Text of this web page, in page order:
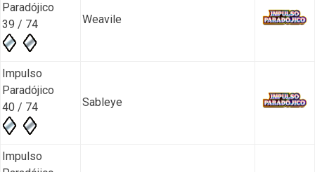
Paradójico
39 / 74
Weavile
Impulso
Paradójico
40 / 74
Sableye
Impulso